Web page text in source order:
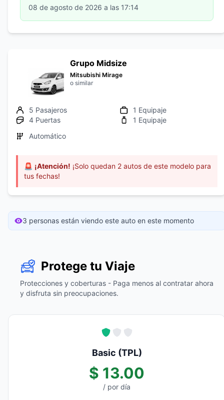
08 de agosto de 2026 a las 17:14
Grupo Midsize
Mitsubishi Mirage
o similar
5 Pasajeros
4 Puertas
1 Equipaje
1 Equipaje
Automático
🚨 ¡Atención! ¡Solo quedan 2 autos de este modelo para
tus fechas!
3 personas están viendo este auto en este momento
Protege tu Viaje
Protecciones y coberturas - Paga menos al contratar ahora
y disfruta sin preocupaciones.
Basic (TPL)
$ 13.00
/ por día